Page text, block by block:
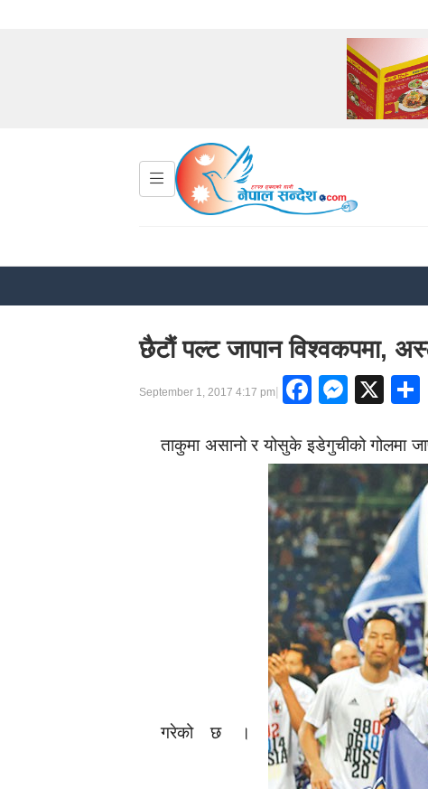
छैटौं पल्ट जापान विश्वकपमा,
September 1, 2017 4:17 pm| Facebook
X
ताकुमा असानो र योसुके इडेगुचीको गोलमा
गरेको छ ।